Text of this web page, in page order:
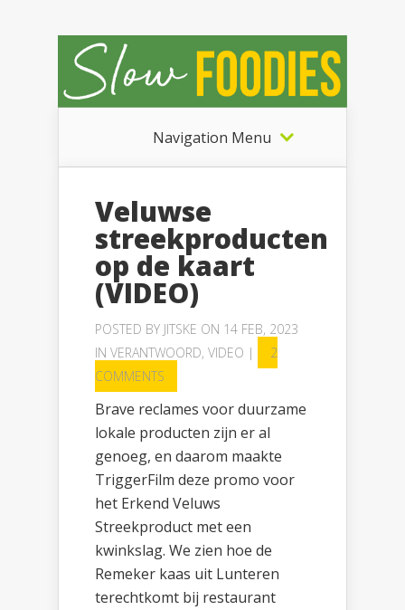
Navigation Menu
Veluwse
streekproducten
op de kaart
(VIDEO)
POSTED BY JITSKE ON 14 FEB, 2023
IN VERANTWOORD, VIDEO |
2
COMMENTS
Brave reclames voor duurzame
lokale producten zijn er al
genoeg, en daarom maakte
TriggerFilm deze promo voor
het Erkend Veluws
Streekproduct met een
kwinkslag. We zien hoe de
Remeker kaas uit Lunteren
terechtkomt bij restaurant